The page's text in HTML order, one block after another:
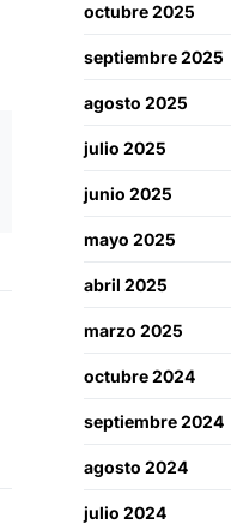
octubre 2025
septiembre 2025
agosto 2025
julio 2025
junio 2025
mayo 2025
abril 2025
marzo 2025
octubre 2024
septiembre 2024
agosto 2024
julio 2024